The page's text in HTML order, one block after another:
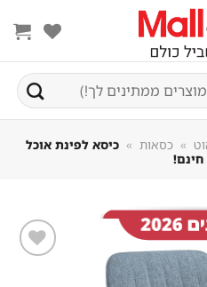
כסאות
כיסא לפינת אוכל